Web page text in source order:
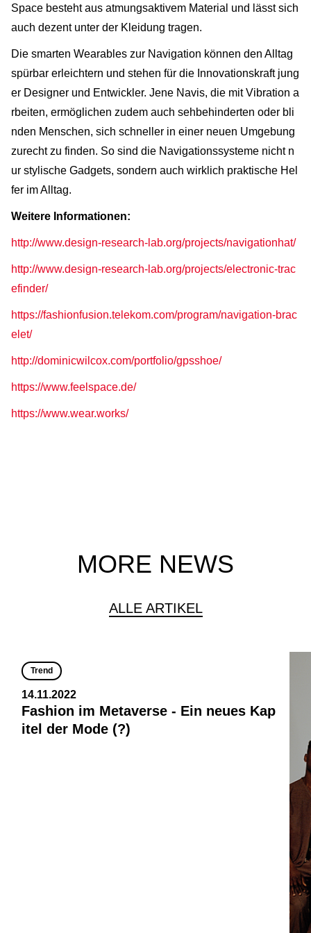
Space besteht aus atmungsaktivem Material und lässt sich
auch dezent unter der Kleidung tragen.
Die smarten Wearables zur Navigation können den Alltag
spürbar erleichtern und stehen für die Innovationskraft jung
er Designer und Entwickler. Jene Navis, die mit Vibration a
rbeiten, ermöglichen zudem auch sehbehinderten oder bli
nden Menschen, sich schneller in einer neuen Umgebung
zurecht zu finden. So sind die Navigationssysteme nicht n
ur stylische Gadgets, sondern auch wirklich praktische Hel
fer im Alltag.
Weitere Informationen:
http://www.design-research-lab.org/projects/navigationhat/
http://www.design-research-lab.org/projects/electronic-trac
efinder/
https://fashionfusion.telekom.com/program/navigation-brac
elet/
http://dominicwilcox.com/portfolio/gpsshoe/
https://www.feelspace.de/
https://www.wear.works/
MORE NEWS
ALLE ARTIKEL
Trend
14.11.2022
Fashion im Metaverse - Ein neues Kap
itel der Mode (?)